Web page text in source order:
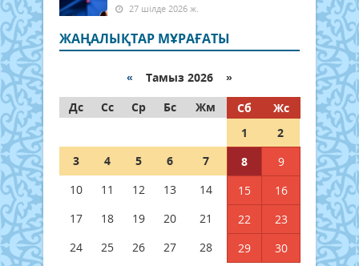
27 шілде 2026 ж.
ЖАҢАЛЫҚТАР МҰРАҒАТЫ
« Тамыз 2026 »
Дс
Сс Ср Бс Жм Сб
Жс
1
2
3
4 5 6 7 8
9
10
11 12 13 14 15
16
17
18 19 20 21 22
23
24
25 26 27 28 29 30